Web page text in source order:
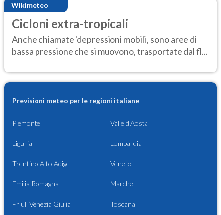
Wikimeteo
Cicloni extra-tropicali
Anche chiamate 'depressioni mobili', sono aree di
bassa pressione che si muovono, trasportate dal fl...
Previsioni meteo per le regioni italiane
Piemonte Valle d'Aosta
Liguria Lombardia
Trentino Alto Adige Veneto
Emilia Romagna Marche
Friuli Venezia Giulia Toscana